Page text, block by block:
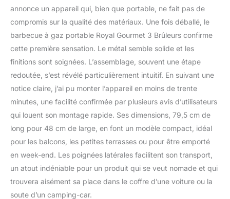
taille variable. Surface de
28,5 cm. Surface de
cuisson de la plancha:
40 x 34 cm.
CHAUFFAGE
dompteurs de flammes
et la grille/la plaque en en
porcelaine émaillée
assurent une répartition
uniforme de la chaleur
sur toute la surface de
cuisson. Total Puissance
de 8,5 kW et l'allumage
piézoélectrique permet
un démarrage rapide et
annonce un appareil qui, bien que portable, ne fait pas de
compromis sur la qualité des matériaux. Une fois déballé, le
barbecue à gaz portable Royal Gourmet 3 Brûleurs confirme
cette première sensation. Le métal semble solide et les
finitions sont soignées. L’assemblage, souvent une étape
redoutée, s’est révélé particulièrement intuitif. En suivant une
notice claire, j’ai pu monter l’appareil en moins de trente
minutes, une facilité confirmée par plusieurs avis d’utilisateurs
qui louent son montage rapide. Ses dimensions, 79,5 cm de
long pour 48 cm de large, en font un modèle compact, idéal
pour les balcons, les petites terrasses ou pour être emporté
en week-end. Les poignées latérales facilitent son transport,
un atout indéniable pour un produit qui se veut nomade et qui
trouvera aisément sa place dans le coffre d’une voiture ou la
soute d’un camping-car.